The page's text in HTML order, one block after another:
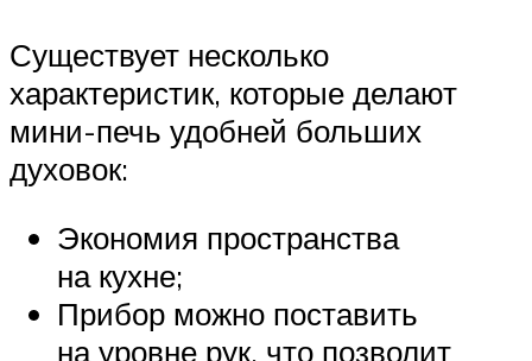
Существует несколько
характеристик, которые делают
мини-печь удобней больших
духовок:
Экономия пространства
на кухне;
Прибор можно поставить
на уровне рук, что позволит